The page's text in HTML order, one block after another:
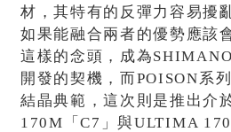
材，其特有的反彈力容易擾
如果能融合兩者的優勢應
這樣的念頭，成為
開發的契機，而POISON系
結晶典範，這次則是推出介
170M「C7」與ULTIMA